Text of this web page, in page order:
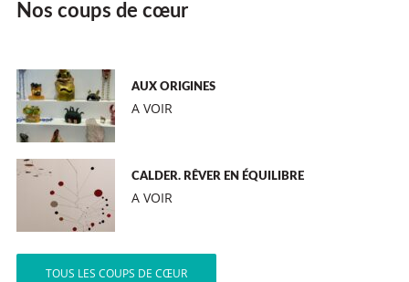
Nos coups de cœur
AUX ORIGINES
A VOIR
CALDER. RÊVER EN ÉQUILIBRE
A VOIR
TOUS LES COUPS DE CŒUR